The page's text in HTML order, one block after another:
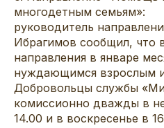
многодетным семьям»:
руководитель
Ибрагимов сообщил, что
направления в январе
нуждающимся взрослым
Добровольцы службы
комиссионно дважды в
14.00 и в воскресенье в